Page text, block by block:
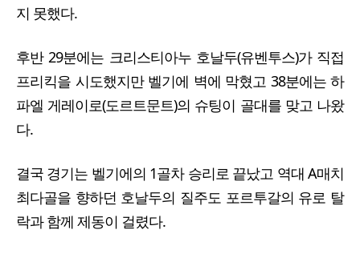
지 못했다.
후반 29분에는 크리스티아누 호날두(유벤투스)가 직접
프리킥을 시도했지만 벨기에 벽에 막혔고 38분에는 하
파엘 게레이로(도르트문트)의 슈팅이 골대를 맞고 나왔
다.
결국 경기는 벨기에의 1골차 승리로 끝났고 역대 A매치
최다골을 향하던 호날두의 질주도 포르투갈의 유로 탈
락과 함께 제동이 걸렸다.